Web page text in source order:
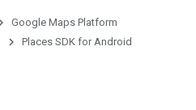
Google Maps Platform
Places SDK for Android